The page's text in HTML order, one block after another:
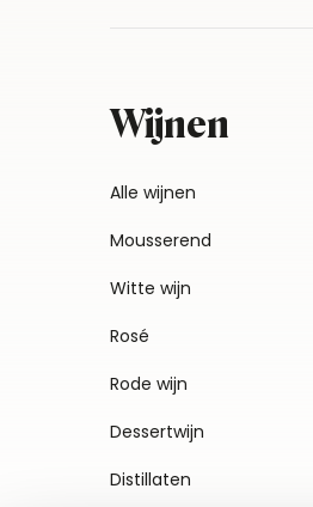
Wijnen
Alle wijnen
Mousserend
Witte wijn
Rosé
Rode wijn
Dessertwijn
Distillaten